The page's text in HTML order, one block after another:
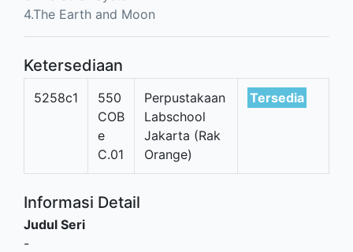
4.The Earth and Moon
Ketersediaan
5258c1
550
COB
e
C.01
Perpustakaan
Labschool
Jakarta (Rak
Orange)
Tersedia
Informasi Detail
Judul Seri
-